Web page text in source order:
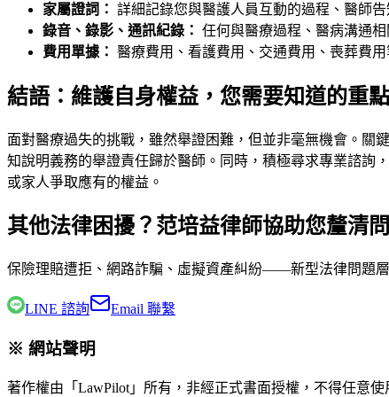
家屬證詞： 詳細記錄您與醫護人員互動的過程、醫師
錄音、錄影、通訊紀錄： 任何與醫療過程、醫病溝通
費用單據： 醫療費用、看護費用、交通費用、喪葬費
結語：維護自身權益，您需要知道的重點
面對醫療過失的挑戰，雖然舉證困難，但並非毫無機會。關
知說明義務的舉證責任歸於醫師。同時，積極尋求專業諮詢
或家人爭取應有的權益。
其他法律困擾？范培益律師協助您釐清
保險理賠遭拒、網路詐騙、虛擬資產糾紛——新型法律問題
LINE 諮詢 Email 聯繫
※ 網站聲明
著作權由「LawPilot」所有，非經正式書面授權，不得任意使